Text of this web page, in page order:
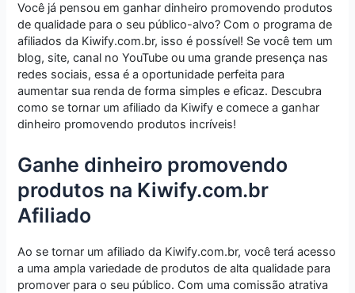
Você já pensou em ganhar dinheiro promovendo produtos
de qualidade para o seu público-alvo? Com o programa de
afiliados da Kiwify.com.br, isso é possível! Se você tem um
blog, site, canal no YouTube ou uma grande presença nas
redes sociais, essa é a oportunidade perfeita para
aumentar sua renda de forma simples e eficaz. Descubra
como se tornar um afiliado da Kiwify e comece a ganhar
dinheiro promovendo produtos incríveis!
Ganhe dinheiro promovendo
produtos na Kiwify.com.br
Afiliado
Ao se tornar um afiliado da Kiwify.com.br, você terá acesso
a uma ampla variedade de produtos de alta qualidade para
promover para o seu público. Com uma comissão atrativa